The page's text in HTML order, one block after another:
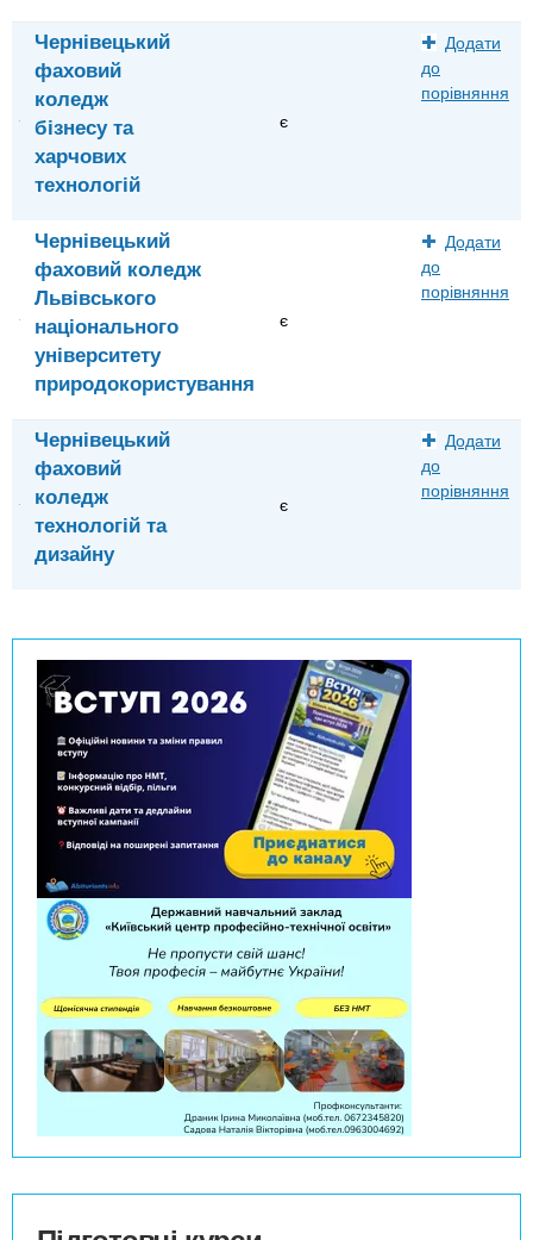
Чернівецький
фаховий
коледж
бізнесу та
харчових
технологій
є
Додати
до
порівняння
Чернівецький
фаховий коледж
Львівського
національного
університету
природокористування
є
Додати
до
порівняння
Чернівецький
фаховий
коледж
технологій та
дизайну
є
Додати
до
порівняння